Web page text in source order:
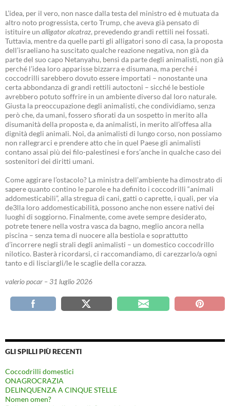
L’idea, per il vero, non nasce dalla testa del ministro ed è mutuata da
altro noto progressista, certo Trump, che aveva già pensato di
istituire un alligator alcatraz, prevedendo grandi rettili nei fossati.
Tuttavia, mentre da quelle parti gli alligatori sono di casa, la proposta
dell’israeliano ha suscitato qualche reazione negativa, non già da
parte del suo capo Netanyahu, bensì da parte degli animalisti, non già
perché l’idea loro apparisse bizzarra e disumana, ma perché i
coccodrilli sarebbero dovuto essere importati – nonostante una
certa abbondanza di grandi rettili autoctoni – sicché le bestiole
avrebbero potuto soffrire in un ambiente diverso dal loro naturale.
Giusta la preoccupazione degli animalisti, che condividiamo, senza
però che, da umani, fossero sfiorati da un sospetto in merito alla
disumanità della proposta e, da animalisti, in merito all’offesa alla
dignità degli animali. Noi, da animalisti di lungo corso, non possiamo
non rallegrarci e prendere atto che in quel Paese gli animalisti
contano assai più dei filo-palestinesi e fors’anche in qualche caso dei
sostenitori dei diritti umani.
Come aggirare l’ostacolo? La ministra dell’ambiente ha dimostrato di
sapere quanto contino le parole e ha definito i coccodrilli “animali
addomesticabili”, alla stregua di cani, gatti o caprette, i quali, per via
de3lla loro addomesticabilità, possono anche non essere nativi dei
luoghi di soggiorno. Finalmente, come avete sempre desiderato,
potrete tenere nella vostra vasca da bagno, meglio ancora nella
piscina – senza tema di nuocere alla bestiola e soprattutto
d’incorrere negli strali degli animalisti – un domestico coccodrillo
nilotico. Basterà ricordarsi, ci raccomandiamo, di carezzarlo/a ogni
tanto e di lisciargli/le le scaglie della corazza.
valerio pocar – 31 luglio 2026
GLI SPILLI PIÙ RECENTI
Coccodrilli domestici
ONAGROCRAZIA
DELINQUENZA A CINQUE STELLE
Nomen omen?